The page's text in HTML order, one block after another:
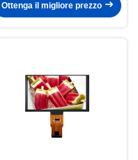
Ottenga il migliore prezzo